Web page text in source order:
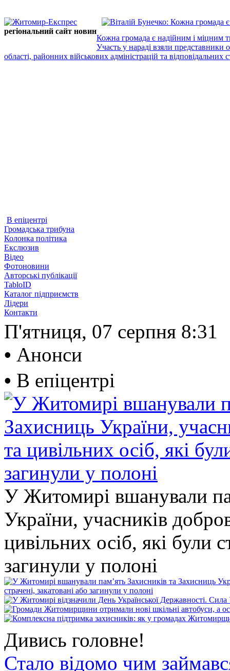
регіональний сайт новин
Кожна громада є надійним і міцним
Участь у нараді взяли представники
області, районних військових адміністрацій та відповідальних
В епіцентрі
Громадська трибуна
Колонка політика
Екслюзив
Відео
Фотоновини
Авторські публікації
TabloID
Каталог підприємств
Лідери
Контакти
П'ятниця, 07 серпня 8:31
• Анонси
• В епіцентрі
У Житомирі вшанували
України, учасників
цивільних осіб, які були
загинули у полоні
Дивись головне!
Стало відомо чим